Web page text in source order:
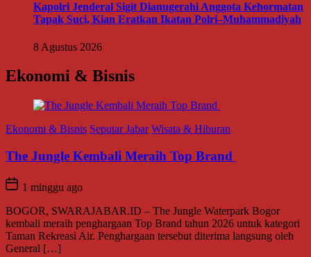
Kapolri Jenderal Sigit Dianugerahi Anggota Kehormatan
Tapak Suci, Kian Eratkan Ikatan Polri–Muhammadiyah
8 Agustus 2026
Ekonomi & Bisnis
Ekonomi & Bisnis Seputar Jabar Wisata & Hiburan
The Jungle Kembali Meraih Top Brand
1 minggu ago
BOGOR, SWARAJABAR.ID – The Jungle Waterpark Bogor
kembali meraih penghargaan Top Brand tahun 2026 untuk kategori
Taman Rekreasi Air. Penghargaan tersebut diterima langsung oleh
General […]